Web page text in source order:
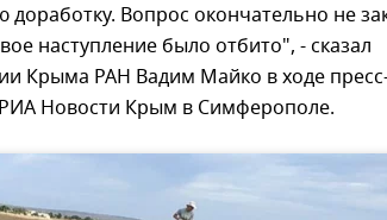
Вопрос окончательно не
наступление было отбито", - сказал
Крыма РАН Вадим Майко в ходе
Новости Крым в Симферополе.